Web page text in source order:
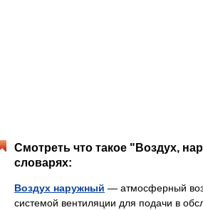
Смотреть что такое "Воздух,
словарях:
Воздух наружный — атмосферный
системой вентиляции для подачи в